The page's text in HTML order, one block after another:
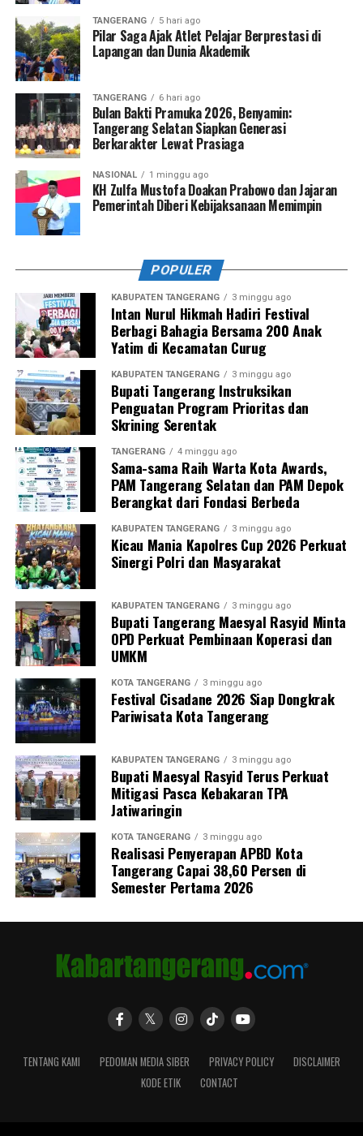
TANGERANG 5 hari ago
Pilar Saga Ajak Atlet Pelajar Berprestasi di
Lapangan dan Dunia Akademik
TANGERANG 6 hari ago
Bulan Bakti Pramuka 2026, Benyamin:
Tangerang Selatan Siapkan Generasi
Berkarakter Lewat Prasiaga
NASIONAL 1 minggu ago
KH Zulfa Mustofa Doakan Prabowo dan Jajaran
Pemerintah Diberi Kebijaksanaan Memimpin
POPULER
KABUPATEN TANGERANG 3 minggu ago
Intan Nurul Hikmah Hadiri Festival
Berbagi Bahagia Bersama 200 Anak
Yatim di Kecamatan Curug
KABUPATEN TANGERANG 3 minggu ago
Bupati Tangerang Instruksikan
Penguatan Program Prioritas dan
Skrining Serentak
TANGERANG 4 minggu ago
Sama-sama Raih Warta Kota Awards,
PAM Tangerang Selatan dan PAM Depok
Berangkat dari Fondasi Berbeda
KABUPATEN TANGERANG 3 minggu ago
Kicau Mania Kapolres Cup 2026 Perkuat
Sinergi Polri dan Masyarakat
KABUPATEN TANGERANG 3 minggu ago
Bupati Tangerang Maesyal Rasyid Minta
OPD Perkuat Pembinaan Koperasi dan
UMKM
KOTA TANGERANG 3 minggu ago
Festival Cisadane 2026 Siap Dongkrak
Pariwisata Kota Tangerang
KABUPATEN TANGERANG 3 minggu ago
Bupati Maesyal Rasyid Terus Perkuat
Mitigasi Pasca Kebakaran TPA
Jatiwaringin
KOTA TANGERANG 3 minggu ago
Realisasi Penyerapan APBD Kota
Tangerang Capai 38,60 Persen di
Semester Pertama 2026
TENTANG KAMI PEDOMAN MEDIA SIBER PRIVACY POLICY
DISCLAIMER
KODE ETIK
CONTACT